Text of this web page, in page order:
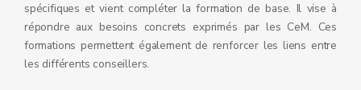
spécifiques et vient compléter la formation de base. Il vise à
répondre aux besoins concrets exprimés par les CeM. Ces
formations permettent également de renforcer les liens entre
les différents conseillers.